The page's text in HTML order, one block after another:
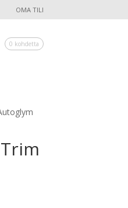
OMA TILI
0 kohdetta